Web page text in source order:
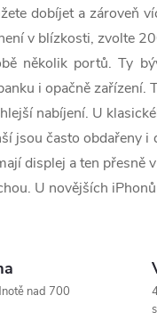
dobíjet a zároveň
v blízkosti, zvolte
několik portů. Ty
i opačně
nabíjení. U
jsou často obdařeny
displej a ten
U novějších
nad 700